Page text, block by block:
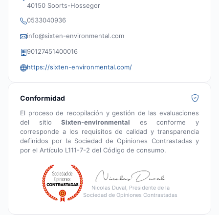
40150 Soorts-Hossegor
0533040936
info@sixten-environmental.com
90127451400016
https://sixten-environmental.com/
Conformidad
El proceso de recopilación y gestión de las evaluaciones
del sitioSixten-environmental es conforme y
corresponde a los requisitos de calidad y transparencia
definidos por la Sociedad de Opiniones Contrastadas y
por el Artículo L111-7-2 del Código de consumo.
Nicolas Duval, Presidente de la
Sociedad de Opiniones Contrastadas